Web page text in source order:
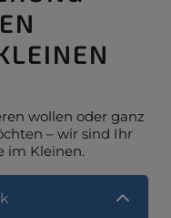
L
D
wollen oder ganz
– wir sind Ihr
im Kleinen.